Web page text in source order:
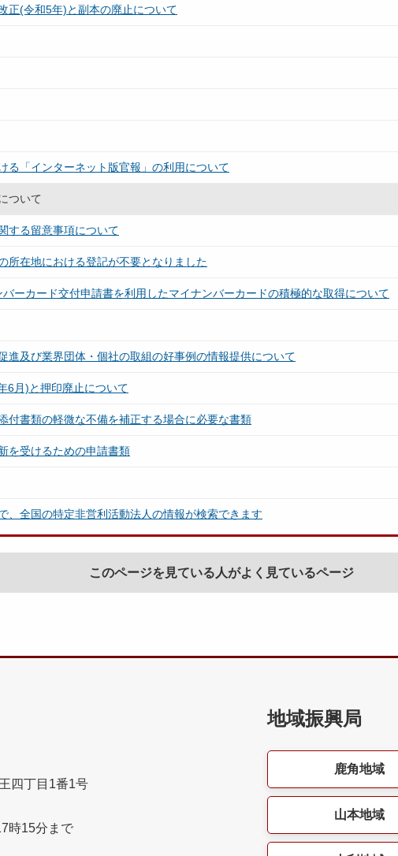
正(令和5年)と副本の廃止について
る「インターネット版官報」の利用について
ついて
する留意事項について
所在地における登記が不要となりました
ーカード交付申請書を利用したマイナンバーカードの積極的な取得について
進及び業界団体・個社の取組の好事例の情報提供について
6月)と押印廃止について
付書類の軽微な不備を補正する場合に必要な書類
を受けるための申請書類
、全国の特定非営利活動法人の情報が検索できます
このページを見ている人がよく見ているページ
四丁目1番1号
時15分まで
地域振興局
鹿角地域
山本地域